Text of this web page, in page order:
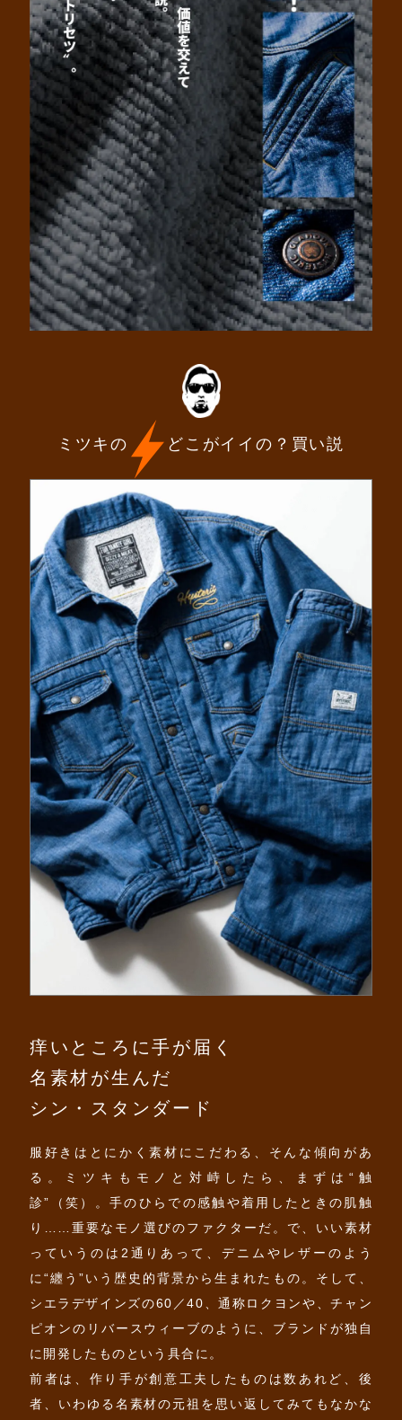
ミツキの どこがイイの？買い説
痒いところに手が届く
名素材が生んだ
シン・スタンダード
服好きはとにかく素材にこだわる、そんな傾向があ
る。ミツキもモノと対峙したら、まずは“触
診”（笑）。手のひらでの感触や着用したときの肌触
り……重要なモノ選びのファクターだ。で、いい素材
っていうのは2通りあって、デニムやレザーのよう
に“纏う”いう歴史的背景から生まれたもの。そして、
シエラデザインズの60／40、通称ロクヨンや、チャン
ピオンのリバースウィーブのように、ブランドが独自
に開発したものという具合に。
前者は、作り手が創意工夫したものは数あれど、後
者、いわゆる名素材の元祖を思い返してみてもなかな